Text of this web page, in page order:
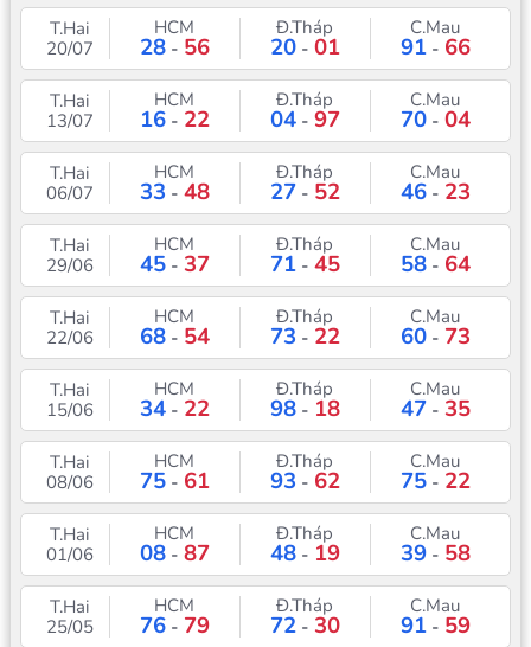
T.Hai
20/07
HCM
28- 56
Đ.Tháp
20- 01
C.Mau
91- 66
T.Hai
13/07
HCM
16- 22
Đ.Tháp
04- 97
C.Mau
70- 04
T.Hai
06/07
HCM
33 - 48
Đ.Tháp
27- 52
C.Mau
46- 23
T.Hai
29/06
HCM
45- 37
Đ.Tháp
71- 45
C.Mau
58- 64
T.Hai
22/06
HCM
68- 54
Đ.Tháp
73 - 22
C.Mau
60- 73
T.Hai
15/06
HCM
34- 22
Đ.Tháp
98- 18
C.Mau
47- 35
T.Hai
08/06
HCM
75- 61
Đ.Tháp
93 - 62
C.Mau
75- 22
T.Hai
01/06
HCM
08- 87
Đ.Tháp
48- 19
C.Mau
39- 58
T.Hai
25/05
HCM
76- 79
Đ.Tháp
72- 30
C.Mau
91- 59